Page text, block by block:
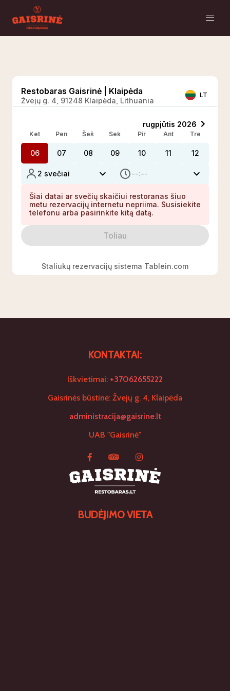
KONTAKTAI:
Iškvietimai: +37062655222
Gaisrinės būstinė: Žvejų g. 4, Klaipėda
administracija@gaisrine.lt
UAB "Gaisrinė"
BUDĖJIMO VIETA